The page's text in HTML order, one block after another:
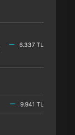
6.337 TL
9.941 TL